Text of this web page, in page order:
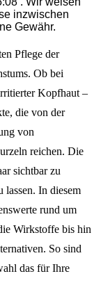
inzwischen
Gewähr.
Pflege der
Ob bei
Kopfhaut –
die von der
von
reichen. Die
sichtbar zu
lassen. In diesem
rund um
Wirkstoffe bis hin
So sind
das für Ihre